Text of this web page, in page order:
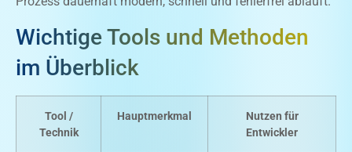
Wichtige Tools und Methoden
im Überblick
Tool /
Technik
Hauptmerkmal
Nutzen für
Entwickler